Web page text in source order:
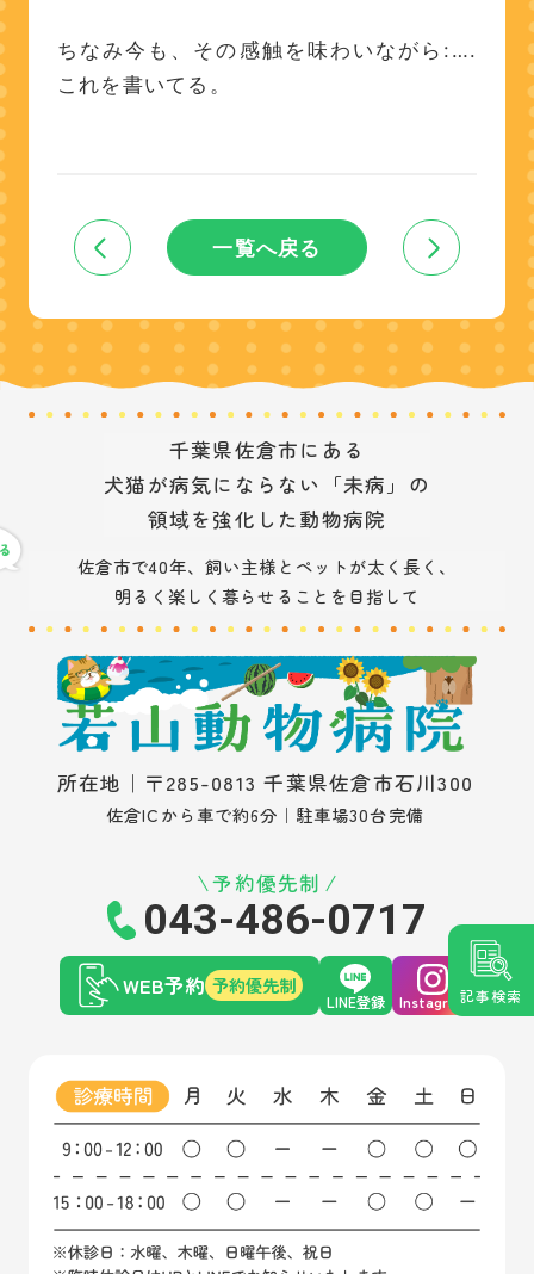
記事検索
ちなみ今も、その感触を味わいながら:….
これを書いてる。
一覧へ戻る
千葉県佐倉市にある
犬猫が病気にならない「未病」の
領域を強化した動物病院
佐倉市で40年、飼い主様とペットが太く長く、
明るく楽しく暮らせることを目指して
所在地｜〒285-0813 千葉県佐倉市石川300
佐倉ICから車で約6分｜駐車場30台完備
予約優先制
043-486-0717
WEB予約 予約優先制
LINE登録 Instagram